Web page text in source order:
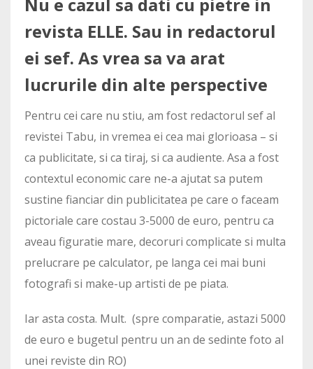
revista ELLE. Sau in redactorul
ei sef. As vrea sa va arat
lucrurile din alte perspective
Pentru cei care nu stiu, am fost redactorul sef al
revistei Tabu, in vremea ei cea mai glorioasa – si
ca publicitate, si ca tiraj, si ca audiente. Asa a fost
contextul economic care ne-a ajutat sa putem
sustine fianciar din publicitatea pe care o faceam
pictoriale care costau 3-5000 de euro, pentru ca
aveau figuratie mare, decoruri complicate si multa
prelucrare pe calculator, pe langa cei mai buni
fotografi si make-up artisti de pe piata.
Iar asta costa. Mult. (spre comparatie, astazi 5000
de euro e bugetul pentru un an de sedinte foto al
unei reviste din RO)